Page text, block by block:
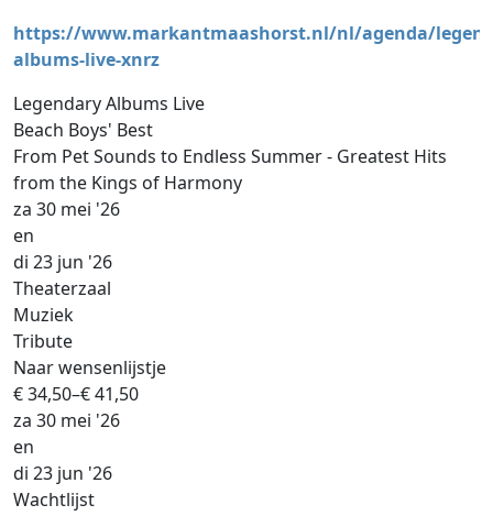
https://www.markantmaashorst.nl/nl/agenda/
albums-live-xnrz
Legendary Albums Live
Beach Boys' Best
From Pet Sounds to Endless Summer - Greatest Hits
from the Kings of Harmony
za 30 mei '26
en
di 23 jun '26
Theaterzaal
Muziek
Tribute
Naar wensenlijstje
€ 34,50–€ 41,50
za 30 mei '26
en
di 23 jun '26
Wachtlijst